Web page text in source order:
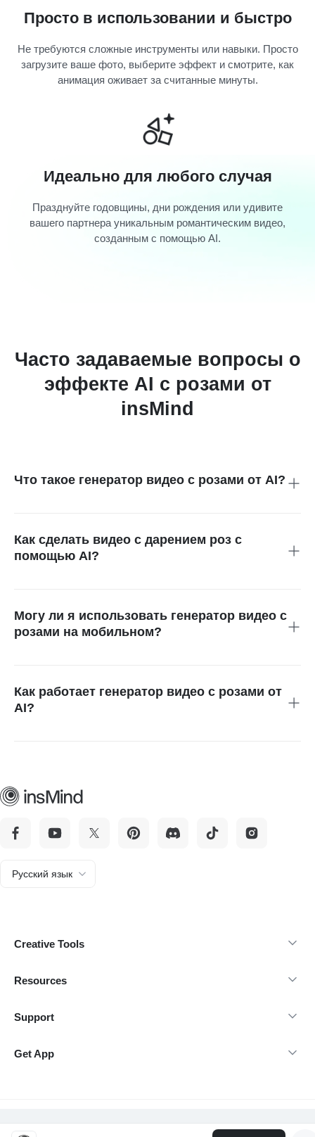
Просто в использовании и быстро
Не требуются сложные инструменты или навыки. Просто
загрузите ваше фото, выберите эффект и смотрите, как
анимация оживает за считанные минуты.
Идеально для любого случая
Празднуйте годовщины, дни рождения или удивите
вашего партнера уникальным романтическим видео,
созданным с помощью AI.
Часто задаваемые вопросы о
эффекте AI с розами от
insMind
Что такое генератор видео с розами от AI?
розу. Он создает романтический видео-подарок за
считанные секунды.
Как сделать видео с дарением роз с
помощью AI?
мгновенно скачать и поделиться им.
Могу ли я использовать генератор видео с
розами на мобильном?
романтические видео в любое время и в любом месте.
Как работает генератор видео с розами от
AI?
Русский язык
Creative Tools
Resources
Support
Get App